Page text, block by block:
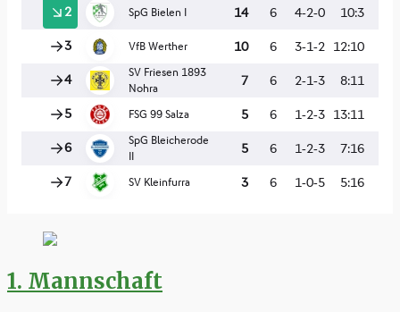
1. Mannschaft